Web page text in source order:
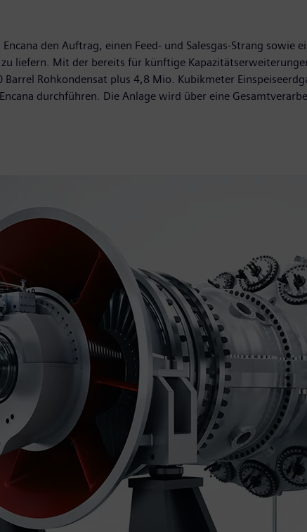
den Auftrag, einen Feed- und Salesgas-Strang
liefern. Mit der bereits für künftige
Rohkondensat plus 4,8 Mio. Kubikmeter
durchführen. Die Anlage wird über eine